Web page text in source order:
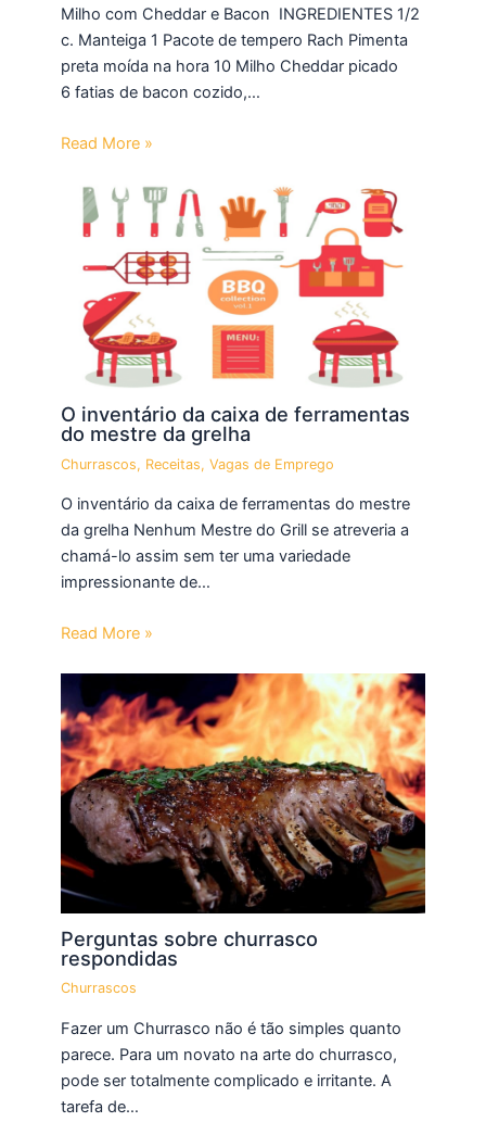
Milho com Cheddar e Bacon INGREDIENTES 1/2
c. Manteiga 1 Pacote de tempero Rach Pimenta
preta moída na hora 10 Milho Cheddar picado
6 fatias de bacon cozido,…
Read More »
O inventário da caixa de ferramentas
do mestre da grelha
Churrascos, Receitas,Vagas de Emprego
O inventário da caixa de ferramentas do mestre
da grelha Nenhum Mestre do Grill se atreveria a
chamá-lo assim sem ter uma variedade
impressionante de…
Read More »
Perguntas sobre churrasco
respondidas
Churrascos
Fazer um Churrasco não é tão simples quanto
parece. Para um novato na arte do churrasco,
pode ser totalmente complicado e irritante. A
tarefa de…